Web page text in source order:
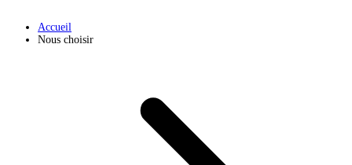
Accueil
Nous choisir